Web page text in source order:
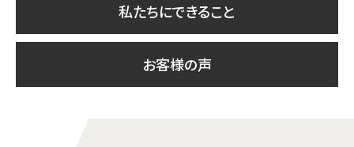
私たちにできること
お客様の声